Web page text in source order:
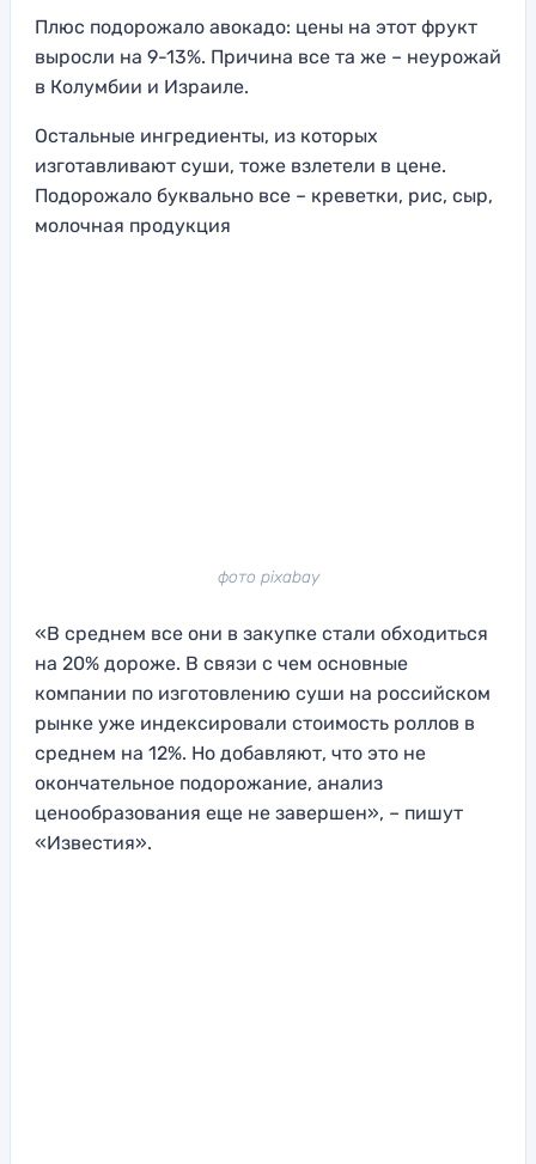
Плюс подорожало авокадо: цены на этот фрукт
выросли на 9-13%. Причина все та же – неурожай
в Колумбии и Израиле.
Остальные ингредиенты, из которых
изготавливают суши, тоже взлетели в цене.
Подорожало буквально все – креветки, рис, сыр,
молочная продукция
фото pixabay
«В среднем все они в закупке стали обходиться
на 20% дороже. В связи с чем основные
компании по изготовлению суши на российском
рынке уже индексировали стоимость роллов в
среднем на 12%. Но добавляют, что это не
окончательное подорожание, анализ
ценообразования еще не завершен», – пишут
«Известия».